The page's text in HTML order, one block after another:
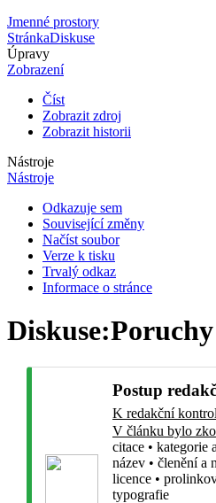
Jmenné prostory
StránkaDiskuse
Úpravy
Zobrazení
Číst
Zobrazit zdroj
Zobrazit historii
Nástroje
Nástroje
Odkazuje sem
Související změny
Načíst soubor
Verze k tisku
Trvalý odkaz
Informace o stránce
Diskuse:
Postup
K redakční
V článku bylo
citace • kategorie
název • členění a
licence •
typografie